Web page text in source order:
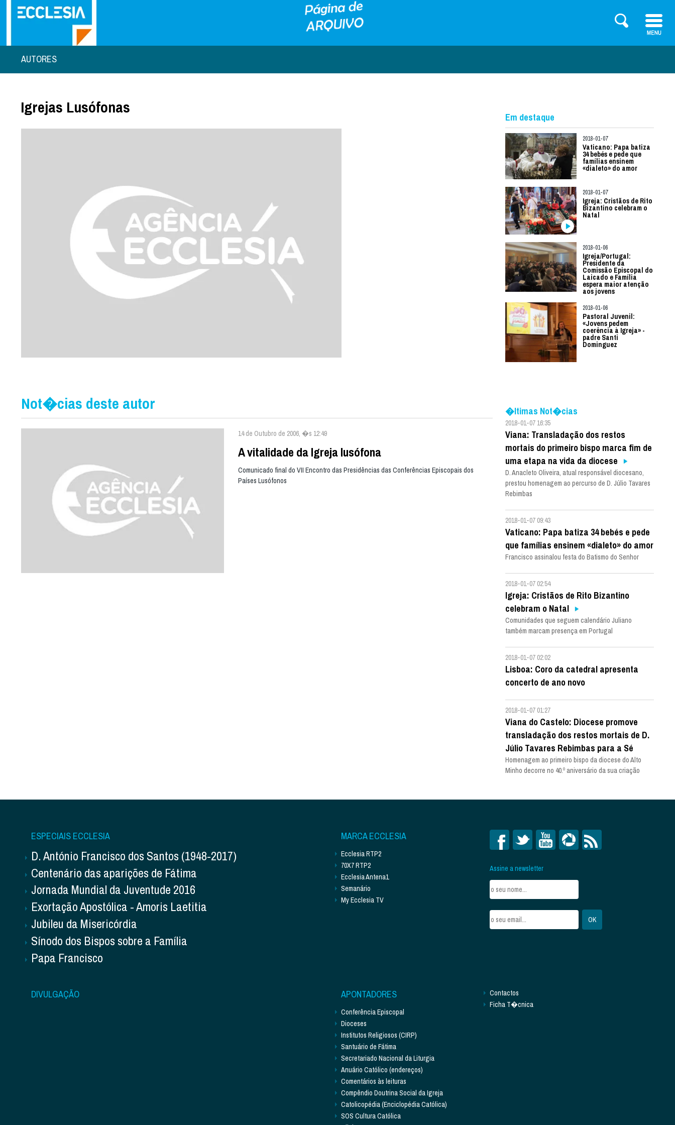
AUTORES
Igrejas Lusófonas
Em destaque
2018-01-07
Vaticano: Papa batiza
34 bebés e pede que
famílias ensinem
«dialeto» do amor
2018-01-07
Igreja: Cristãos de Rito
Bizantino celebram o
Natal
2018-01-06
Igreja/Portugal:
Presidente da
Comissão Episcopal do
Laicado e Família
espera maior atenção
aos jovens
2018-01-06
Pastoral Juvenil:
«Jovens pedem
coerência à Igreja» -
padre Santi
Dominguez
Not�cias deste autor
14 de Outubro de 2006, �s 12:49
A vitalidade da Igreja lusófona
Comunicado final do VII Encontro das Presidências das Conferências Episcopais dos
Países Lusófonos
�ltimas Not�cias
2018-01-07 16:35
Viana: Transladação dos restos
mortais do primeiro bispo marca fim de
uma etapa na vida da diocese
D. Anacleto Oliveira, atual responsável diocesano,
prestou homenagem ao percurso de D. Júlio Tavares
Rebimbas
2018-01-07 09:43
Vaticano: Papa batiza 34 bebés e pede
que famílias ensinem «dialeto» do amor
Francisco assinalou festa do Batismo do Senhor
2018-01-07 02:54
Igreja: Cristãos de Rito Bizantino
celebram o Natal
Comunidades que seguem calendário Juliano
também marcam presença em Portugal
2018-01-07 02:02
Lisboa: Coro da catedral apresenta
concerto de ano novo
2018-01-07 01:27
Viana do Castelo: Diocese promove
transladação dos restos mortais de D.
Júlio Tavares Rebimbas para a Sé
Homenagem ao primeiro bispo da diocese do Alto
Minho decorre no 40.º aniversário da sua criação
ESPECIAIS ECCLESIA
D. António Francisco dos Santos (1948-2017)
Centenário das aparições de Fátima
Jornada Mundial da Juventude 2016
Exortação Apostólica - Amoris Laetitia
Jubileu da Misericórdia
Sínodo dos Bispos sobre a Família
Papa Francisco
MARCA ECCLESIA
Ecclesia RTP2
70X7 RTP2
Ecclesia Antena1
Semanário
My Ecclesia TV
Assine a newsletter
DIVULGAÇÃO APONTADORES
Conferência Episcopal
Dioceses
Institutos Religiosos (CIRP)
Santuário de Fátima
Secretariado Nacional da Liturgia
Anuário Católico (endereços)
Comentários às leituras
Compêndio Doutrina Social da Igreja
Catolicopédia (Enciclopédia Católica)
SOS Cultura Católica
Contactos
Ficha T�cnica